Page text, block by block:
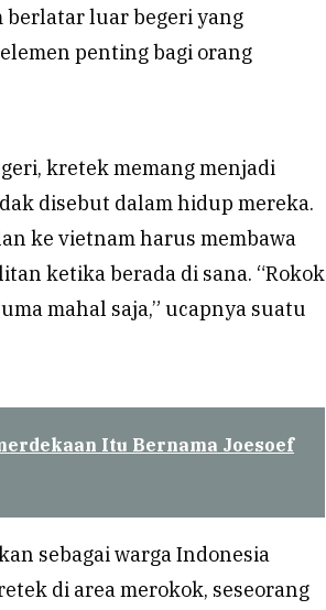
berlatar luar begeri yang
penting bagi orang
kretek memang menjadi
disebut dalam hidup mereka.
ke vietnam harus membawa
ketika berada di sana. “Rokok
mahal saja,” ucapnya suatu
Itu Bernama Joesoef
sebagai warga Indonesia
di area merokok, seseorang